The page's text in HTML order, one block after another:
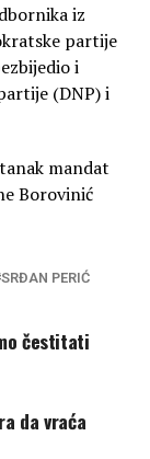
iz
partije
i
(DNP) i
mandat
Borovinić
SRĐAN PERIĆ
čestitati
da vraća